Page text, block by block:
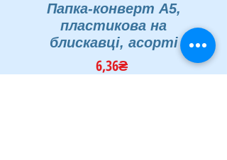
Папка-конверт А5,
пластикова на
блискавці, асорті
6,36₴Price